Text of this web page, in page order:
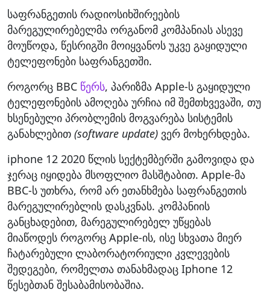
საფრანგეთის რადიოსიხშირეების
მარეგულირებელმა ორგანომ კომპანიას ასევე
მოუწოდა, წესრიგში მოიყვანოს უკვე გაყიდული
ტელეფონები საფრანგეთში.
როგორც BBC წერს, პარიზმა Apple-ს გაყიდული
ტელეფონების ამოღება ურჩია იმ შემთხვევაში, თუ
ხსენებული პრობლემის მოგვარება სისტემის
განახლებით (software update) ვერ მოხერხდება.
iphone 12 2020 წლის სექტემბერში გამოვიდა და
ჯერაც იყიდება მსოფლიო მასშტაბით. Apple-მა
BBC-ს უთხრა, რომ არ ეთანხმება საფრანგეთის
მარეგულირებლის დასკვნას. კომპანიის
განცხადებით, მარეგულირებელ უწყებას
მიაწოდეს როგორც Apple-ის, ისე სხვათა მიერ
ჩატარებული ლაბორატორიული კვლევების
შედეგები, რომელთა თანახმადაც Iphone 12
წესებთან შესაბამისობაშია.